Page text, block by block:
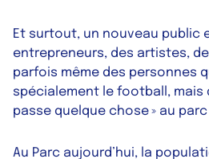
Et surtout, un nouveau public
entrepreneurs, des artistes,
parfois même des personnes
spécialement le football, mais
passe quelque chose » au
Au Parc aujourd’hui, la